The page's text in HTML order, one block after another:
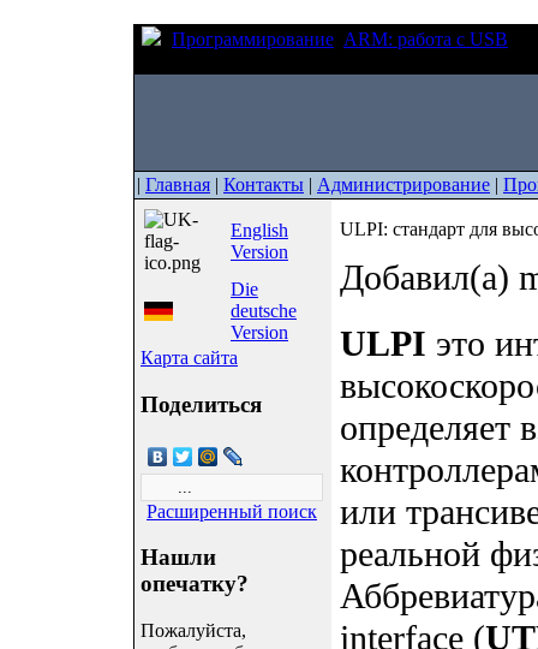
Программирование ARM: работа с USB
| Главная | Контакты | Администрирование |
English
Version
Die
deutsche
Version
Карта сайта
Поделиться
Расширенный поиск
Нашли
опечатку?
Пожалуйста,
ULPI: стандарт для
Добавил(а)
ULPI это
определяет
или
реальной
interface (